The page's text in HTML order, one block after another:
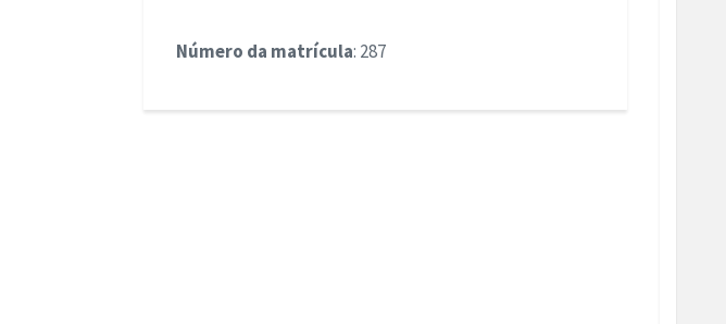
Número da matrícula: 287